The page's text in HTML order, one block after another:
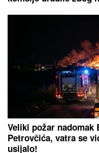
LJUBIO SESTRU
na
razveo za 15 dana, a
je GEJ: "Nadam se
razumevanje umesto